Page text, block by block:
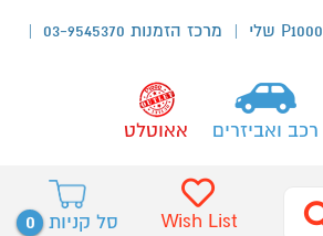
P1000 שלי מרכז הזמנות 03-9545370
רכב ואביזרים אאוטלט
סל קניות 0 Wish List